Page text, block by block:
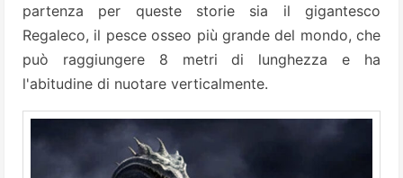
partenza per queste storie sia il gigantesco
Regaleco, il pesce osseo più grande del mondo, che
può raggiungere 8 metri di lunghezza e ha
l'abitudine di nuotare verticalmente.